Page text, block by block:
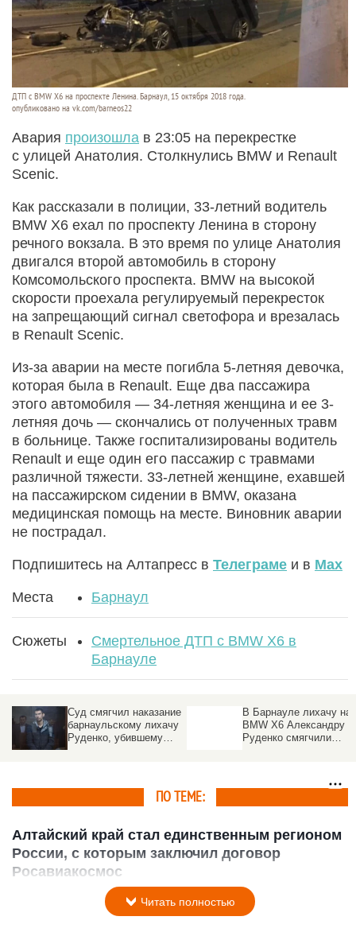
ДТП с BMW X6 на проспекте Ленина. Барнаул, 15 октября 2018 года.
опубликовано на vk.com/barneos22
Авария произошла в 23:05 на перекрестке
с улицей Анатолия. Столкнулись BMW и Renault
Scenic.
Как рассказали в полиции, 33-летний водитель
BMW X6 ехал по проспекту Ленина в сторону
речного вокзала. В это время по улице Анатолия
двигался второй автомобиль в сторону
Комсомольского проспекта. BMW на высокой
скорости проехала регулируемый перекресток
на запрещающий сигнал светофора и врезалась
в Renault Scenic.
Из-за аварии на месте погибла 5-летняя девочка,
которая была в Renault. Еще два пассажира
этого автомобиля — 34-летняя женщина и ее 3-
летняя дочь — скончались от полученных травм
в больнице. Также госпитализированы водитель
Renault и еще один его пассажир с травмами
различной тяжести. 33-летней женщине, ехавшей
на пассажирском сидении в BMW, оказана
медицинская помощь на месте. Виновник аварии
не пострадал.
Подпишитесь на Алтапресс в Телеграме и в Max
Места Барнаул
Сюжеты
Смертельное ДТП с BMW X6 в
Барнауле
Суд смягчил наказание
барнаульскому лихачу
Руденко, убившему
В Барнауле лихачу на
BMW X6 Александру
Руденко смягчили
ПО ТЕМЕ:
Алтайский край стал единственным регионом
России, с которым заключил договор
Росавиакосмос
Читать полностью